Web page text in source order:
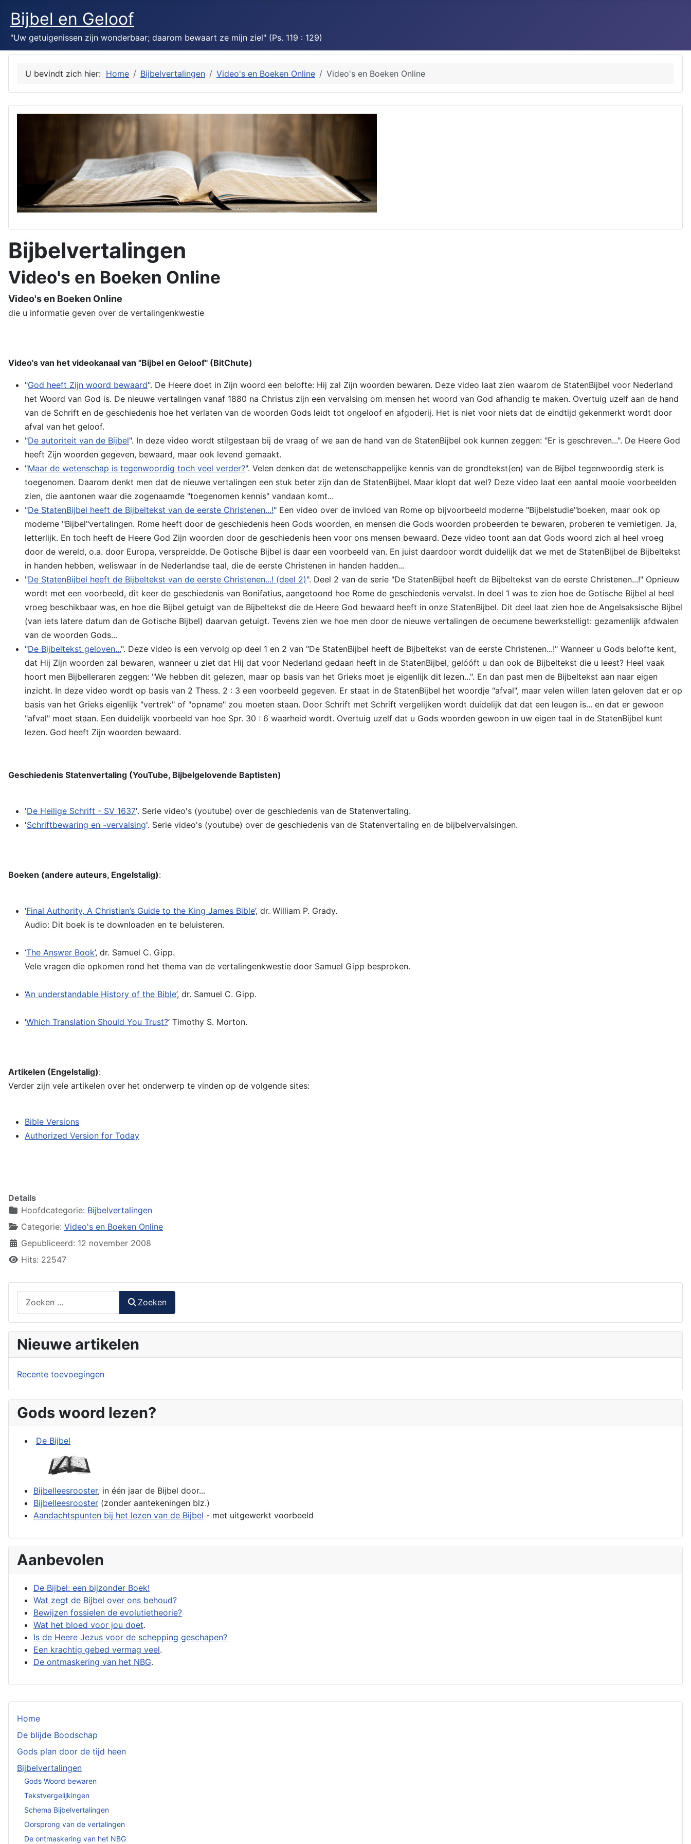
Bijbel en Geloof
"Uw getuigenissen zijn wonderbaar; daarom bewaart ze mijn ziel" (Ps. 119 : 129)
U bevindt zich hier: Home Bijbelvertalingen Video's en Boeken Online Video's en Boeken Online
Home
De blijde Boodschap
Gods plan door de tijd heen
Bijbelvertalingen
Gods Woord bewaren
Tekstvergelijkingen
Schema Bijbelvertalingen
Oorsprong van de vertalingen
De ontmaskering van het NBG
Bijbelvertalingen
Video's en Boeken Online
Video's en Boeken Online
die u informatie geven over de vertalingenkwestie
Video's van het videokanaal van "Bijbel en Geloof" (BitChute)
"God heeft Zijn woord bewaard". De Heere doet in Zijn woord een belofte: Hij zal Zijn woorden bewaren. Deze video laat zien waarom de StatenBijbel voor Nederland
het Woord van God is. De nieuwe vertalingen vanaf 1880 na Christus zijn een vervalsing om mensen het woord van God afhandig te maken. Overtuig uzelf aan de hand
van de Schrift en de geschiedenis hoe het verlaten van de woorden Gods leidt tot ongeloof en afgoderij. Het is niet voor niets dat de eindtijd gekenmerkt wordt door
afval van het geloof.
"De autoriteit van de Bijbel". In deze video wordt stilgestaan bij de vraag of we aan de hand van de StatenBijbel ook kunnen zeggen: "Er is geschreven...". De Heere God
heeft Zijn woorden gegeven, bewaard, maar ook levend gemaakt.
"Maar de wetenschap is tegenwoordig toch veel verder?". Velen denken dat de wetenschappelijke kennis van de grondtekst(en) van de Bijbel tegenwoordig sterk is
toegenomen. Daarom denkt men dat de nieuwe vertalingen een stuk beter zijn dan de StatenBijbel. Maar klopt dat wel? Deze video laat een aantal mooie voorbeelden
zien, die aantonen waar die zogenaamde "toegenomen kennis" vandaan komt...
"De StatenBijbel heeft de Bijbeltekst van de eerste Christenen...!" Een video over de invloed van Rome op bijvoorbeeld moderne "Bijbelstudie"boeken, maar ook op
moderne "Bijbel"vertalingen. Rome heeft door de geschiedenis heen Gods woorden, en mensen die Gods woorden probeerden te bewaren, proberen te vernietigen. Ja,
letterlijk. En toch heeft de Heere God Zijn woorden door de geschiedenis heen voor ons mensen bewaard. Deze video toont aan dat Gods woord zich al heel vroeg
door de wereld, o.a. door Europa, verspreidde. De Gotische Bijbel is daar een voorbeeld van. En juist daardoor wordt duidelijk dat we met de StatenBijbel de Bijbeltekst
in handen hebben, weliswaar in de Nederlandse taal, die de eerste Christenen in handen hadden...
"De StatenBijbel heeft de Bijbeltekst van de eerste Christenen...! (deel 2)". Deel 2 van de serie "De StatenBijbel heeft de Bijbeltekst van de eerste Christenen...!" Opnieuw
wordt met een voorbeeld, dit keer de geschiedenis van Bonifatius, aangetoond hoe Rome de geschiedenis vervalst. In deel 1 was te zien hoe de Gotische Bijbel al heel
vroeg beschikbaar was, en hoe die Bijbel getuigt van de Bijbeltekst die de Heere God bewaard heeft in onze StatenBijbel. Dit deel laat zien hoe de Angelsaksische Bijbel
(van iets latere datum dan de Gotische Bijbel) daarvan getuigt. Tevens zien we hoe men door de nieuwe vertalingen de oecumene bewerkstelligt: gezamenlijk afdwalen
van de woorden Gods...
"De Bijbeltekst geloven...". Deze video is een vervolg op deel 1 en 2 van "De StatenBijbel heeft de Bijbeltekst van de eerste Christenen...!" Wanneer u Gods belofte kent,
dat Hij Zijn woorden zal bewaren, wanneer u ziet dat Hij dat voor Nederland gedaan heeft in de StatenBijbel, gelóóft u dan ook de Bijbeltekst die u leest? Heel vaak
hoort men Bijbelleraren zeggen: "We hebben dit gelezen, maar op basis van het Grieks moet je eigenlijk dit lezen...". En dan past men de Bijbeltekst aan naar eigen
inzicht. In deze video wordt op basis van 2 Thess. 2 : 3 een voorbeeld gegeven. Er staat in de StatenBijbel het woordje "afval", maar velen willen laten geloven dat er op
basis van het Grieks eigenlijk "vertrek" of "opname" zou moeten staan. Door Schrift met Schrift vergelijken wordt duidelijk dat dat een leugen is... en dat er gewoon
"afval" moet staan. Een duidelijk voorbeeld van hoe Spr. 30 : 6 waarheid wordt. Overtuig uzelf dat u Gods woorden gewoon in uw eigen taal in de StatenBijbel kunt
lezen. God heeft Zijn woorden bewaard.
Geschiedenis Statenvertaling (YouTube, Bijbelgelovende Baptisten)
'De Heilige Schrift - SV 1637'. Serie video's (youtube) over de geschiedenis van de Statenvertaling.
'Schriftbewaring en -vervalsing'. Serie video's (youtube) over de geschiedenis van de Statenvertaling en de bijbelvervalsingen.
Boeken (andere auteurs, Engelstalig):
‘Final Authority, A Christian’s Guide to the King James Bible’, dr. William P. Grady.
Audio: Dit boek is te downloaden en te beluisteren.
‘The Answer Book’, dr. Samuel C. Gipp.
Vele vragen die opkomen rond het thema van de vertalingenkwestie door Samuel Gipp besproken.
‘An understandable History of the Bible’, dr. Samuel C. Gipp.
‘Which Translation Should You Trust?’ Timothy S. Morton.
Artikelen (Engelstalig):
Verder zijn vele artikelen over het onderwerp te vinden op de volgende sites:
Bible Versions
Authorized Version for Today
Details
Hoofdcategorie: Bijbelvertalingen
Categorie: Video's en Boeken Online
Gepubliceerd: 12 november 2008
Hits: 22547
Zoeken
Nieuwe artikelen
Recente toevoegingen
Gods woord lezen?
De Bijbel
Bijbelleesrooster, in één jaar de Bijbel door...
Bijbelleesrooster (zonder aantekeningen blz.)
Aandachtspunten bij het lezen van de Bijbel - met uitgewerkt voorbeeld
Aanbevolen
De Bijbel: een bijzonder Boek!
Wat zegt de Bijbel over ons behoud?
Bewijzen fossielen de evolutietheorie?
Wat het bloed voor jou doet.
Is de Heere Jezus voor de schepping geschapen?
Een krachtig gebed vermag veel.
De ontmaskering van het NBG.